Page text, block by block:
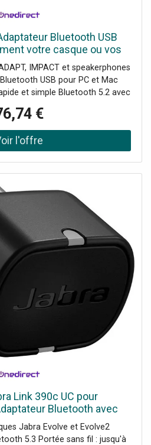
Bluetooth USB
votre casque ou vos
EPOS à votre PC ou
USB et profitez
IMPACT et speakerphones
USB pour PC et Mac
et simple Bluetooth 5.2 avec
appareils EPOS compatibles
pour les appels et la musique
€
Link 390c UC pour
Bluetooth avec
et conformité UC conçu
stable entre votre
Jabra Evolve et Evolve2
5.3 Portée sans fil : jusqu'à